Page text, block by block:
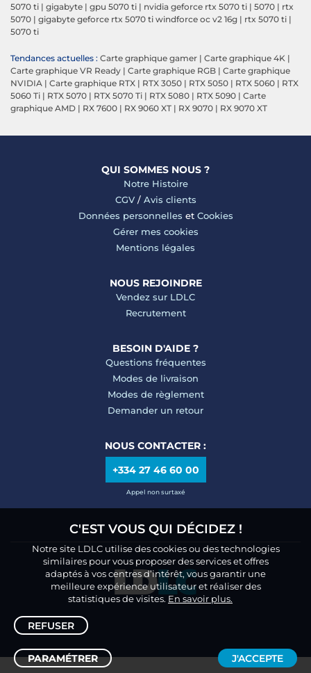
5070 ti | gigabyte | gpu 5070 ti | nvidia geforce rtx 5070 ti | 5070 | rtx
5070 | gigabyte geforce rtx 5070 ti windforce oc v2 16g | rtx 5070 ti |
5070 ti
Tendances actuelles : Carte graphique gamer | Carte graphique 4K |
Carte graphique VR Ready | Carte graphique RGB | Carte graphique
NVIDIA | Carte graphique RTX | RTX 3050 | RTX 5050 | RTX 5060 | RTX
5060 Ti | RTX 5070 | RTX 5070 Ti | RTX 5080 | RTX 5090 | Carte
graphique AMD | RX 7600 | RX 9060 XT | RX 9070 | RX 9070 XT
QUI SOMMES NOUS ?
Notre Histoire
CGV/ Avis clients
Données personnelles et Cookies
Gérer mes cookies
Mentions légales
NOUS REJOINDRE
Vendez sur LDLC
Recrutement
BESOIN D'AIDE ?
Questions fréquentes
Modes de livraison
Modes de règlement
Demander un retour
NOUS CONTACTER :
+334 27 46 60 00
Appel non surtaxé
C'EST VOUS QUI DÉCIDEZ !
Notre site LDLC utilise des cookies ou des technologies
similaires pour vous proposer des services et offres
adaptés à vos centres d’intérêt, vous garantir une
meilleure expérience utilisateur et réaliser des
statistiques de visites. En savoir plus.
REFUSER
PARAMÉTRER J'ACCEPTE